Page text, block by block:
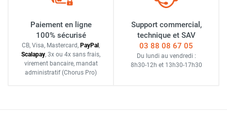
Paiement en ligne
100% sécurisé
CB, Visa, Mastercard, PayPal ,
Scalapay, 3x ou 4x sans frais,
virement bancaire, mandat
administratif (Chorus Pro)
Support commercial,
technique et SAV
03 88 08 67 05
Du lundi au vendredi :
8h30-12h et 13h30-17h30